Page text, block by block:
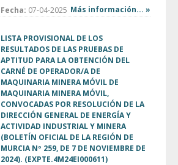
Fecha: 07-04-2025 Más información... »
LISTA PROVISIONAL DE LOS
RESULTADOS DE LAS PRUEBAS DE
APTITUD PARA LA OBTENCIÓN DEL
CARNÉ DE OPERADOR/A DE
MAQUINARIA MINERA MÓVIL DE
MAQUINARIA MINERA MÓVIL,
CONVOCADAS POR RESOLUCIÓN DE LA
DIRECCIÓN GENERAL DE ENERGÍA Y
ACTIVIDAD INDUSTRIAL Y MINERA
(BOLETÍN OFICIAL DE LA REGIÓN DE
MURCIA Nº 259, DE 7 DE NOVIEMBRE DE
2024). (EXPTE.4M24EI000611)